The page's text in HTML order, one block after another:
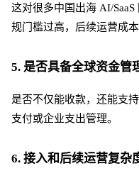
这对很多中国出海 AI/
规门槛过高，后续运营成本
5. 是否具备全球资金管
是否不仅能收款，还能支
支付或企业支出管理。
6. 接入和后续运营复杂